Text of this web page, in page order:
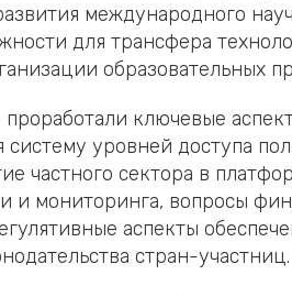
международного
для трансфера
образовательных
проработали ключевые
уровней доступа
частного сектора в
и мониторинга, вопросы
аспекты
стран-участниц.